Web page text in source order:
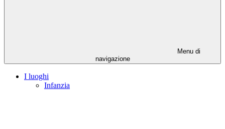
Menu di
navigazione
I luoghi
Infanzia